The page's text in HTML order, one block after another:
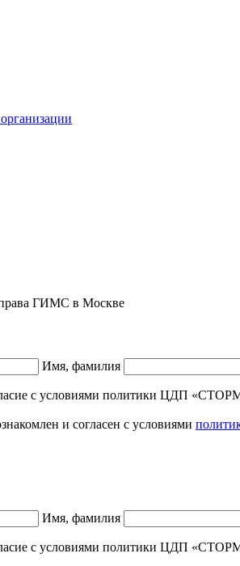
ГИМС в Москве
Имя, фамилия
с условиями политики ЦДП
и согласен с условиями
Имя, фамилия
с условиями политики ЦДП